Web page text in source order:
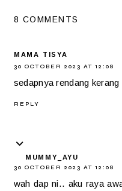
8 COMMENTS
MAMA TISYA
30 OCTOBER 2023 AT 12:08
sedapnya rendang kerang
REPLY
MUMMY_AYU
30 OCTOBER 2023 AT 12:08
wah dap ni.. aku raya